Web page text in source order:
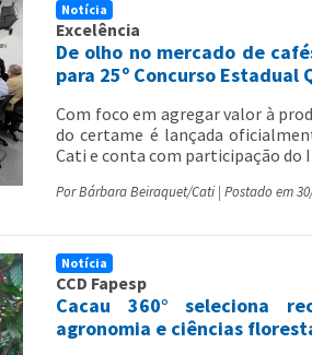
Notícia
Excelência
De olho no mercado de
para 25º Concurso Estadual
Com foco em agregar valor à
do certame é lançada
Cati e conta com participação do
Por Bárbara Beiraquet/Cati | Postado em
Notícia
CCD Fapesp
Cacau 360° seleciona
agronomia e ciências